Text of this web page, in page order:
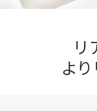
リ
よ